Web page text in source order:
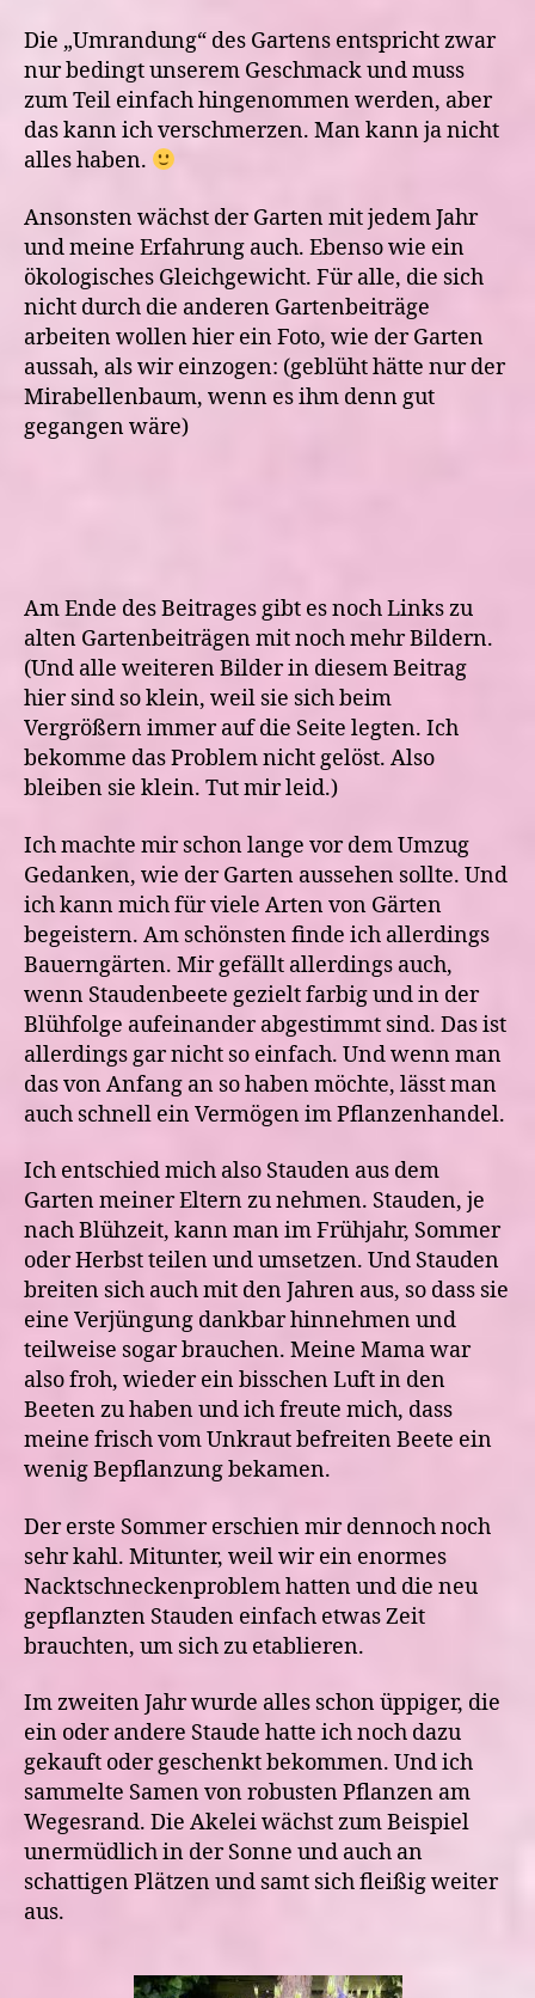
Die „Umrandung“ des Gartens entspricht zwar
nur bedingt unserem Geschmack und muss
zum Teil einfach hingenommen werden, aber
das kann ich verschmerzen. Man kann ja nicht
alles haben.
Ansonsten wächst der Garten mit jedem Jahr
und meine Erfahrung auch. Ebenso wie ein
ökologisches Gleichgewicht. Für alle, die sich
nicht durch die anderen Gartenbeiträge
arbeiten wollen hier ein Foto, wie der Garten
aussah, als wir einzogen: (geblüht hätte nur der
Mirabellenbaum, wenn es ihm denn gut
gegangen wäre)
Am Ende des Beitrages gibt es noch Links zu
alten Gartenbeiträgen mit noch mehr Bildern.
(Und alle weiteren Bilder in diesem Beitrag
hier sind so klein, weil sie sich beim
Vergrößern immer auf die Seite legten. Ich
bekomme das Problem nicht gelöst. Also
bleiben sie klein. Tut mir leid.)
Ich machte mir schon lange vor dem Umzug
Gedanken, wie der Garten aussehen sollte. Und
ich kann mich für viele Arten von Gärten
begeistern. Am schönsten finde ich allerdings
Bauerngärten. Mir gefällt allerdings auch,
wenn Staudenbeete gezielt farbig und in der
Blühfolge aufeinander abgestimmt sind. Das ist
allerdings gar nicht so einfach. Und wenn man
das von Anfang an so haben möchte, lässt man
auch schnell ein Vermögen im Pflanzenhandel.
Ich entschied mich also Stauden aus dem
Garten meiner Eltern zu nehmen. Stauden, je
nach Blühzeit, kann man im Frühjahr, Sommer
oder Herbst teilen und umsetzen. Und Stauden
breiten sich auch mit den Jahren aus, so dass sie
eine Verjüngung dankbar hinnehmen und
teilweise sogar brauchen. Meine Mama war
also froh, wieder ein bisschen Luft in den
Beeten zu haben und ich freute mich, dass
meine frisch vom Unkraut befreiten Beete ein
wenig Bepflanzung bekamen.
Der erste Sommer erschien mir dennoch noch
sehr kahl. Mitunter, weil wir ein enormes
Nacktschneckenproblem hatten und die neu
gepflanzten Stauden einfach etwas Zeit
brauchten, um sich zu etablieren.
Im zweiten Jahr wurde alles schon üppiger, die
ein oder andere Staude hatte ich noch dazu
gekauft oder geschenkt bekommen. Und ich
sammelte Samen von robusten Pflanzen am
Wegesrand. Die Akelei wächst zum Beispiel
unermüdlich in der Sonne und auch an
schattigen Plätzen und samt sich fleißig weiter
aus.